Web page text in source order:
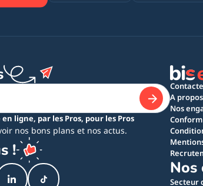
ligne, par les Pros, pour les Pros
nos bons plans et nos actus.
!
A
Nos
Nos
Secteur